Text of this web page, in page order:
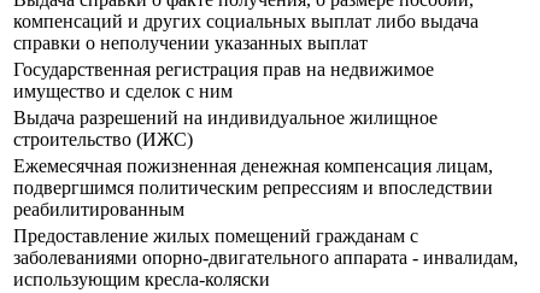
компенсаций и других социальных выплат либо выдача
справки о неполучении указанных выплат
Государственная регистрация прав на недвижимое
имущество и сделок с ним
Выдача разрешений на индивидуальное жилищное
строительство (ИЖС)
Ежемесячная пожизненная денежная компенсация лицам,
подвергшимся политическим репрессиям и впоследствии
реабилитированным
Предоставление жилых помещений гражданам с
заболеваниями опорно-двигательного аппарата - инвалидам,
использующим кресла-коляски